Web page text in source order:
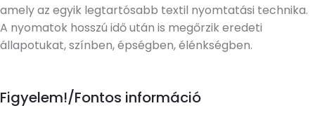
amely az egyik legtartósabb textil nyomtatási technika.
A nyomatok hosszú idő után is megőrzik eredeti
állapotukat, színben, épségben, élénkségben.
Figyelem!/Fontos információ